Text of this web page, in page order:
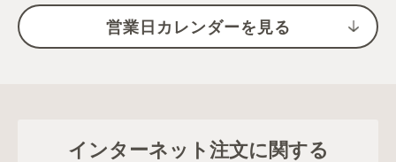
営業日カレンダーを見る
インターネット注文に関する